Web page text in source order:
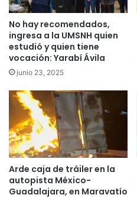
No hay recomendados,
ingresa a la UMSNH quien
estudió y quien tiene
vocación: Yarabí Ávila
junio 23, 2025
Arde caja de tráiler en la
autopista México-
Guadalajara, en Maravatío